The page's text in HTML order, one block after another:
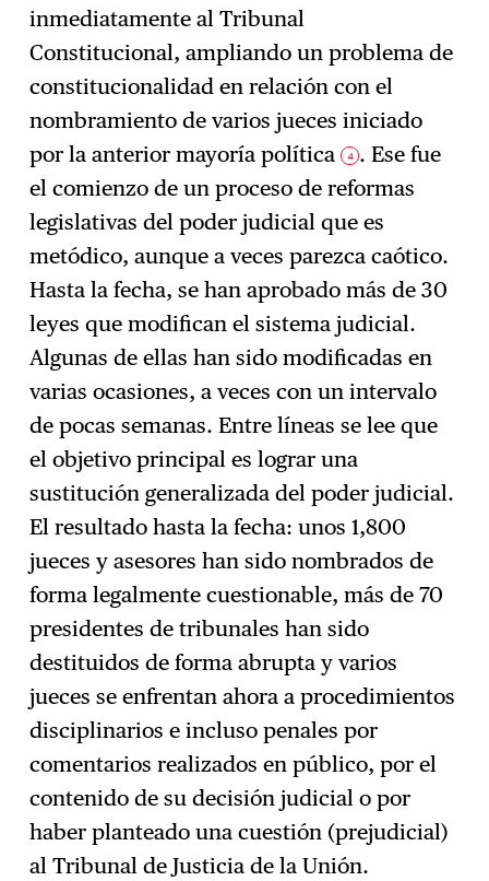
inmediatamente al Tribunal
Constitucional, ampliando un problema de
constitucionalidad en relación con el
nombramiento de varios jueces iniciado
por la anterior mayoría política 4 . Ese fue
el comienzo de un proceso de reformas
legislativas del poder judicial que es
metódico, aunque a veces parezca caótico.
Hasta la fecha, se han aprobado más de 30
leyes que modifican el sistema judicial.
Algunas de ellas han sido modificadas en
varias ocasiones, a veces con un intervalo
de pocas semanas. Entre líneas se lee que
el objetivo principal es lograr una
sustitución generalizada del poder judicial.
El resultado hasta la fecha: unos 1,800
jueces y asesores han sido nombrados de
forma legalmente cuestionable, más de 70
presidentes de tribunales han sido
destituidos de forma abrupta y varios
jueces se enfrentan ahora a procedimientos
disciplinarios e incluso penales por
comentarios realizados en público, por el
contenido de su decisión judicial o por
haber planteado una cuestión (prejudicial)
al Tribunal de Justicia de la Unión.